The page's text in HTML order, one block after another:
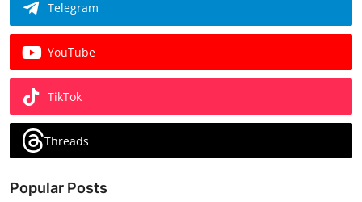
Telegram
YouTube
TikTok
Threads
Popular Posts